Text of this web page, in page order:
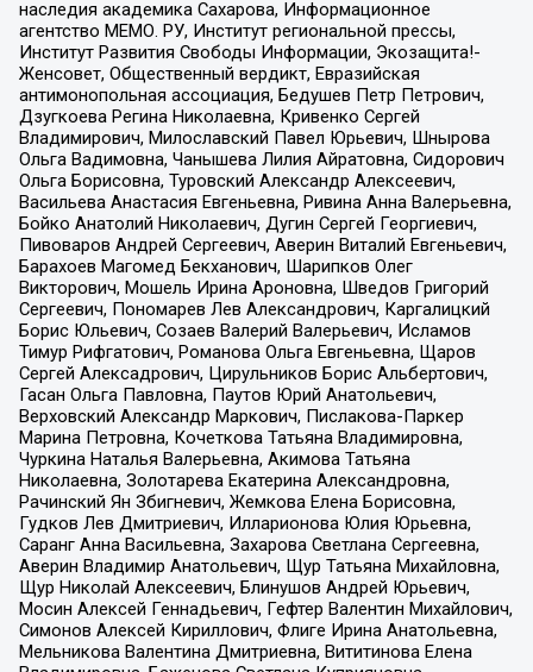
наследия академика Сахарова, Информационное
агентство МЕМО. РУ, Институт региональной прессы,
Институт Развития Свободы Информации, Экозащита!-
Женсовет, Общественный вердикт, Евразийская
антимонопольная ассоциация, Бедушев Петр Петрович,
Дзугкоева Регина Николаевна, Кривенко Сергей
Владимирович, Милославский Павел Юрьевич, Шнырова
Ольга Вадимовна, Чанышева Лилия Айратовна, Сидорович
Ольга Борисовна, Туровский Александр Алексеевич,
Васильева Анастасия Евгеньевна, Ривина Анна Валерьевна,
Бойко Анатолий Николаевич, Дугин Сергей Георгиевич,
Пивоваров Андрей Сергеевич, Аверин Виталий Евгеньевич,
Барахоев Магомед Бекханович, Шарипков Олег
Викторович, Мошель Ирина Ароновна, Шведов Григорий
Сергеевич, Пономарев Лев Александрович, Каргалицкий
Борис Юльевич, Созаев Валерий Валерьевич, Исламов
Тимур Рифгатович, Романова Ольга Евгеньевна, Щаров
Сергей Алексадрович, Цирульников Борис Альбертович,
Гасан Ольга Павловна, Паутов Юрий Анатольевич,
Верховский Александр Маркович, Пислакова-Паркер
Марина Петровна, Кочеткова Татьяна Владимировна,
Чуркина Наталья Валерьевна, Акимова Татьяна
Николаевна, Золотарева Екатерина Александровна,
Рачинский Ян Збигневич, Жемкова Елена Борисовна,
Гудков Лев Дмитриевич, Илларионова Юлия Юрьевна,
Саранг Анна Васильевна, Захарова Светлана Сергеевна,
Аверин Владимир Анатольевич, Щур Татьяна Михайловна,
Щур Николай Алексеевич, Блинушов Андрей Юрьевич,
Мосин Алексей Геннадьевич, Гефтер Валентин Михайлович,
Симонов Алексей Кириллович, Флиге Ирина Анатольевна,
Мельникова Валентина Дмитриевна, Вититинова Елена